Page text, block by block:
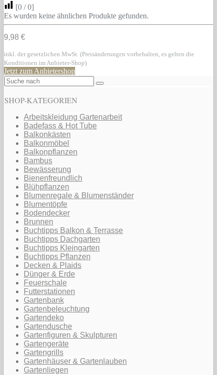
[0 /0]
Es wurden keine ähnlichen Produkte gefunden.
9,98 €
inkl. der gesetzlichen MwSt. (Preisänderungen vorbehalten, es gelten die
Konditionen im Anbieter-Shop)
Jetzt zum Anbietershop
SHOP-KATEGORIEN
Arbeitskleidung Gartenarbeit
Badefass & Hot Tube
Balkonkästen
Balkonmöbel
Balkonpflanzen
Bambus
Bewässerung
Bienenfreundlich
Blühpflanzen
Blumenregale & Blumenständer
Blumentöpfe
Bodendecker
Brunnen
Buchtipps Balkon & Terrasse
Buchtipps Dachgarten
Buchtipps Kleingarten
Buchtipps Pflanzen
Decken & Plaids
Dünger & Erde
Feuerschale
Futterstationen
Gartenbank
Gartenbeleuchtung
Gartendeko
Gartendusche
Gartenfiguren & Skulpturen
Gartengeräte
Gartengrills
Gartenhäuser & Gartenlauben
Gartenliegen